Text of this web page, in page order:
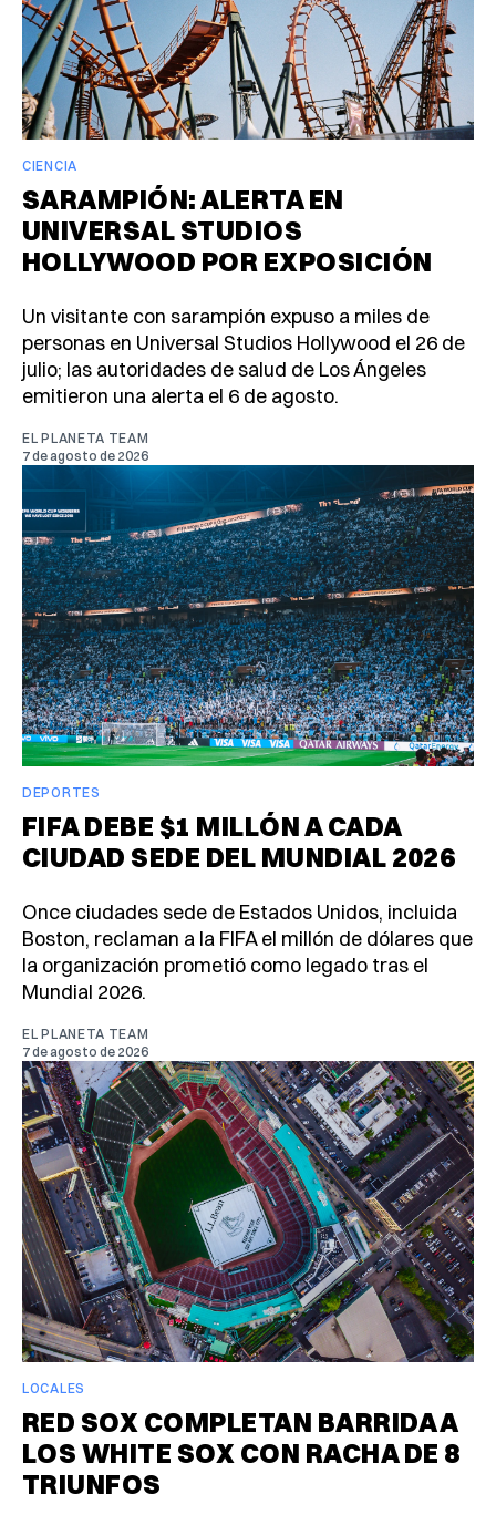
CIENCIA
SARAMPIÓN: ALERTA EN
UNIVERSAL STUDIOS
HOLLYWOOD POR EXPOSICIÓN
Un visitante con sarampión expuso a miles de
personas en Universal Studios Hollywood el 26 de
julio; las autoridades de salud de Los Ángeles
emitieron una alerta el 6 de agosto.
EL PLANETA TEAM
7 de agosto de 2026
DEPORTES
FIFA DEBE $1 MILLÓN A CADA
CIUDAD SEDE DEL MUNDIAL 2026
Once ciudades sede de Estados Unidos, incluida
Boston, reclaman a la FIFA el millón de dólares que
la organización prometió como legado tras el
Mundial 2026.
EL PLANETA TEAM
7 de agosto de 2026
LOCALES
RED SOX COMPLETAN BARRIDA A
LOS WHITE SOX CON RACHA DE 8
TRIUNFOS